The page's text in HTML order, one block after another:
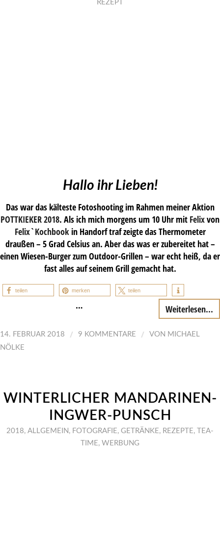
REZEPT
Hallo ihr Lieben!
Das war das kälteste Fotoshooting im Rahmen meiner Aktion
POTTKIEKER 2018. Als ich mich morgens um 10 Uhr mit Felixvon
Felix`Kochbookin Handorf traf zeigte das Thermometer
draußen – 5 Grad Celsius an. Aber das was er zubereitet hat –
einen Wiesen-Burger zum Outdoor-Grillen – war echt heiß, da er
fast alles auf seinem Grill gemacht hat.
teilen merken teilen
… Weiterlesen...
14. FEBRUAR 2018 / 9 KOMMENTARE / VON MICHAEL
NÖLKE
WINTERLICHER MANDARINEN-
INGWER-PUNSCH
2018, ALLGEMEIN , FOTOGRAFIE, GETRÄNKE, REZEPTE,
TEA-
TIME, WERBUNG